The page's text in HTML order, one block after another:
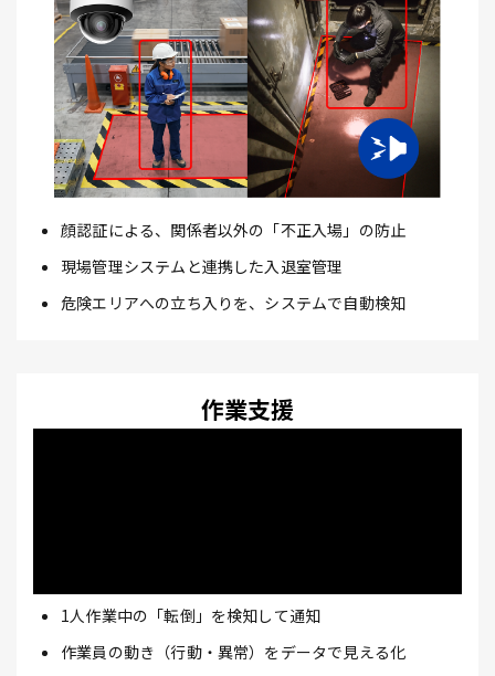
顔認証による、関係者以外の「不正入場」の防止
現場管理システムと連携した入退室管理
危険エリアへの立ち入りを、システムで自動検知
作業支援
1人作業中の「転倒」を検知して通知
作業員の動き（行動・異常）をデータで見える化